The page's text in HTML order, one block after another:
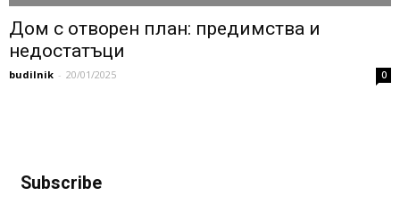
Дом с отворен план: предимства и
недостатъци
budilnik - 20/01/2025 0
Subscribe